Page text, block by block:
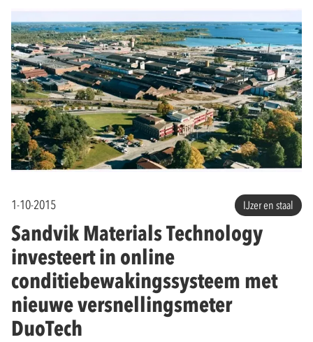
1-10-2015 IJzer en staal
Sandvik Materials Technology
investeert in online
conditiebewakingssysteem met
nieuwe versnellingsmeter
DuoTech